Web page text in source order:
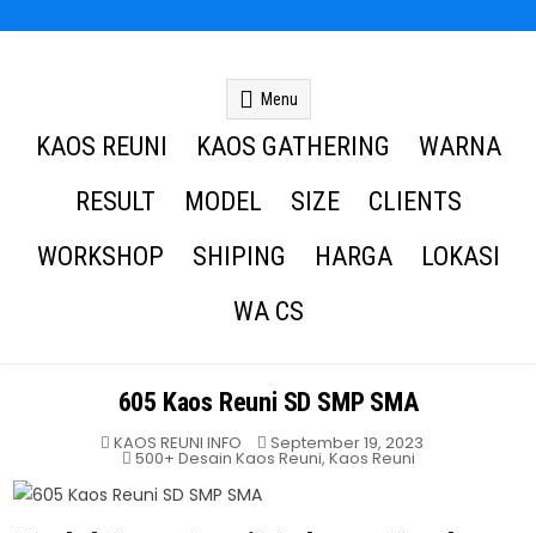
Menu
KAOS REUNI KAOS GATHERING
WARNA
RESULT
MODEL SIZE
CLIENTS
WORKSHOP
SHIPING HARGA
LOKASI
WA CS
605 Kaos Reuni SD SMP SMA
KAOS REUNI INFO September 19, 2023
Posted
500+ Desain Kaos Reuni, Kaos Reuni